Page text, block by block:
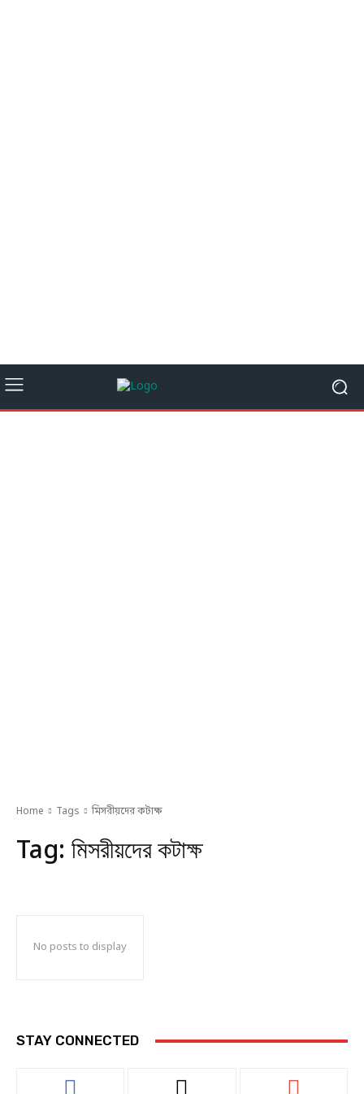
Home Tags মিসরীয়দের কটাক্ষ
Tag: মিসরীয়দের কটাক্ষ
No posts to display
STAY CONNECTED